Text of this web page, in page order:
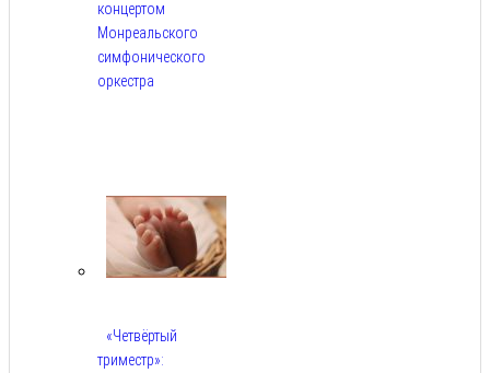
концертом
Монреальского
симфонического
оркестра
«Четвёртый
триместр»: